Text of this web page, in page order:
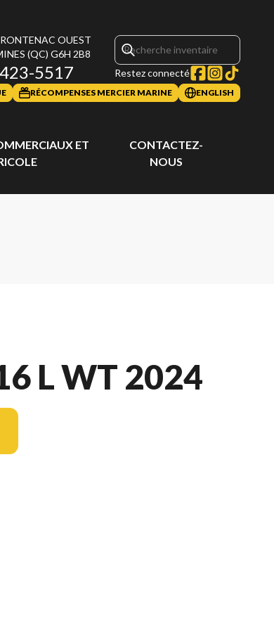
OUEST
(QC) G6H 2B8
5517 Restez connecté
RÉCOMPENSES MERCIER MARINE ENGLISH
ET
CONTACTEZ-
NOUS
L WT 2024